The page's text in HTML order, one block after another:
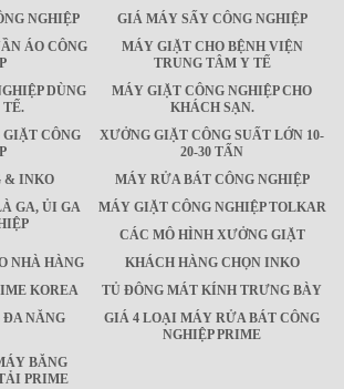
NGHIỆP
GIÁ MÁY SẤY CÔNG NGHIỆP
ÁO CÔNG
MÁY GIẶT CHO BỆNH VIỆN
TRUNG TÂM Y TẾ
DÙNG
TẾ.
MÁY GIẶT CÔNG NGHIỆP CHO
KHÁCH SẠN.
CÔNG
XƯỞNG GIẶT CÔNG SUẤT LỚN 10-
20-30 TẤN
& INKO
MÁY RỬA BÁT CÔNG NGHIỆP
GA, ỦI GA
MÁY GIẶT CÔNG NGHIỆP TOLKAR
CÁC MÔ HÌNH XƯỞNG GIẶT
NHÀ HÀNG
KHÁCH HÀNG CHỌN INKO
KOREA
TỦ ĐÔNG MÁT KÍNH TRƯNG BÀY
ĐA NĂNG
GIÁ 4 LOẠI MÁY RỬA BÁT CÔNG
NGHIỆP PRIME
BĂNG
PRIME